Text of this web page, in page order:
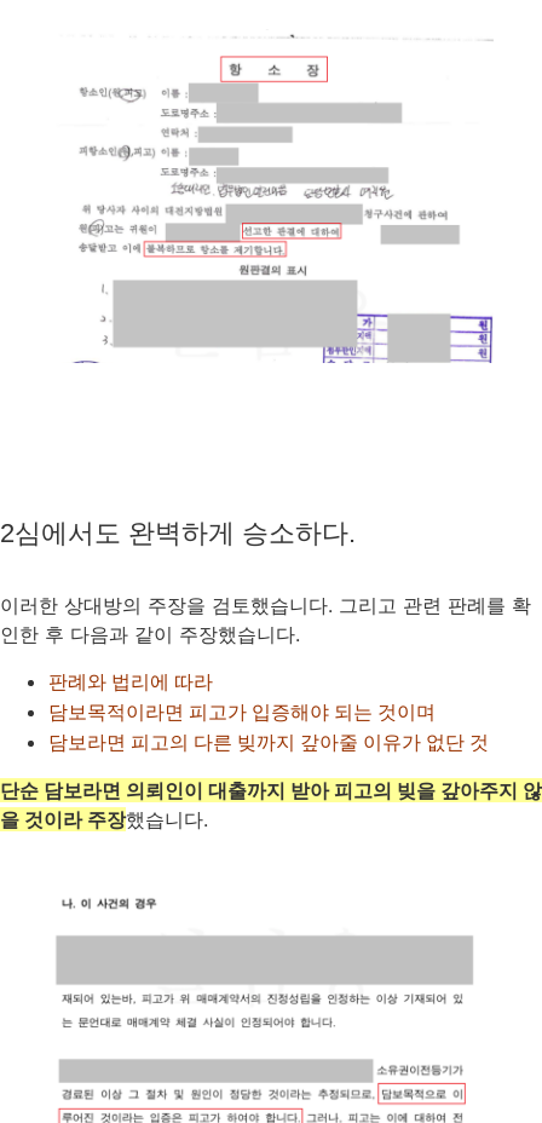
2심에서도 완벽하게 승소하다.
이러한 상대방의 주장을 검토했습니다. 그리고 관련 판례를 확
인한 후 다음과 같이 주장했습니다.
판례와 법리에 따라
담보목적이라면 피고가 입증해야 되는 것이며
담보라면 피고의 다른 빚까지 갚아줄 이유가 없단 것
단순 담보라면 의뢰인이 대출까지 받아 피고의 빚을 갚아주지 않
을 것이라 주장했습니다.